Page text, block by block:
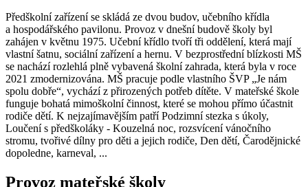
Předškolní zařízení se skládá ze dvou budov, učebního křídla
a hospodářského pavilonu. Provoz v dnešní budově školy byl
zahájen v květnu 1975. Učební křídlo tvoří tři oddělení, která mají
vlastní šatnu, sociální zařízení a hernu. V bezprostřední blízkosti MŠ
se nachází rozlehlá plně vybavená školní zahrada, která byla v roce
2021 zmodernizována. MŠ pracuje podle vlastního ŠVP „Je nám
spolu dobře“, vychází z přirozených potřeb dítěte. V mateřské škole
funguje bohatá mimoškolní činnost, které se mohou přímo účastnit
rodiče dětí. K nejzajímavějším patří Podzimní stezka s úkoly,
Loučení s předškoláky - Kouzelná noc, rozsvícení vánočního
stromu, tvořivé dílny pro děti a jejich rodiče, Den dětí, Čarodějnické
dopoledne, karneval, ...
Provoz mateřské školy